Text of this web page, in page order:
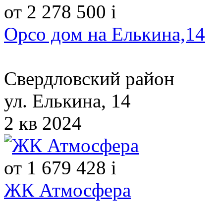
от 2 278 500 i
Орсо дом на Елькина,14
Свердловский район
ул. Елькина, 14
2 кв 2024
от 1 679 428 i
ЖК Атмосфера